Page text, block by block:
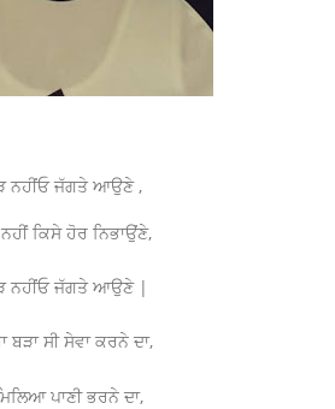
ਨਹੀਂਓ ਜੱਗਤੇ ਆਉਣੇ ,
ਕਿਸੇ ਹੋਰ ਨਿਭਾਉਂਣੇ,
ਨਹੀਂਓ ਜੱਗਤੇ ਆਉਣੇ |
ਸੀ ਸੇਵਾ ਕਰਨੇ ਦਾ,
ਪਾਣੀ ਭਰਨੇ ਦਾ,